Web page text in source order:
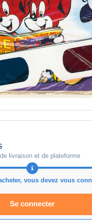
livraison et de plateforme
vous devez vous
Se connecter